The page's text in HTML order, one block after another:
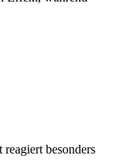
besonders